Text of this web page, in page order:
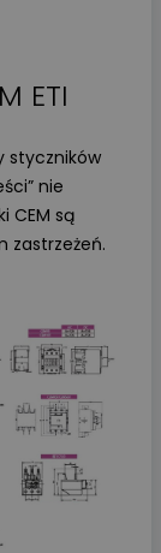
ETI
styczników
nie
CEM są
zastrzeżeń.